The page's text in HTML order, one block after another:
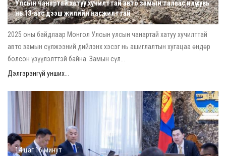
Улсын чанартай хатуу хучилттай авто замын талаас илүү хувь
нь 13-аас дээш жилийн насжилттай
2025 оны байдлаар Монгол Улсын улсын чанартай хатуу хучилттай
авто замын сүлжээний дийлэнх хэсэг нь ашиглалтын хугацаа өндөр
болсон үзүүлэлттэй байна. Замын сүл...
Дэлгэрэнгүй унших...
14 цаг 16 минут